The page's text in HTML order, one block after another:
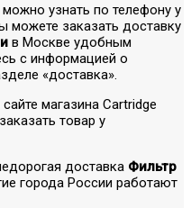
узнать по телефону у
можете заказать доставку
в Москве удобным
с информацией о
«доставка».
магазина Cartridge
товар у
доставка Фильтр
города России работают